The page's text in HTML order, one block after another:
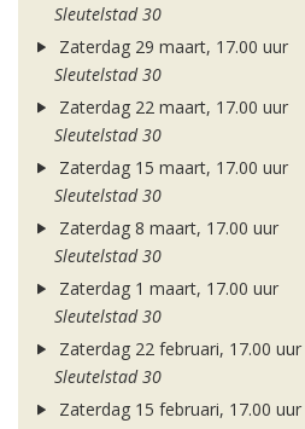
Sleutelstad 30
Zaterdag 29 maart, 17.00 uur
Sleutelstad 30
Zaterdag 22 maart, 17.00 uur
Sleutelstad 30
Zaterdag 15 maart, 17.00 uur
Sleutelstad 30
Zaterdag 8 maart, 17.00 uur
Sleutelstad 30
Zaterdag 1 maart, 17.00 uur
Sleutelstad 30
Zaterdag 22 februari, 17.00 uur
Sleutelstad 30
Zaterdag 15 februari, 17.00 uur